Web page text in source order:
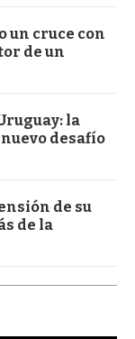
un cruce con
de un
la
desafío
de su
de la